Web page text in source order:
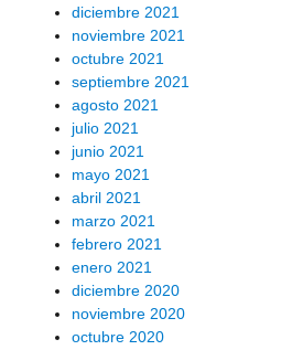
diciembre 2021
noviembre 2021
octubre 2021
septiembre 2021
agosto 2021
julio 2021
junio 2021
mayo 2021
abril 2021
marzo 2021
febrero 2021
enero 2021
diciembre 2020
noviembre 2020
octubre 2020